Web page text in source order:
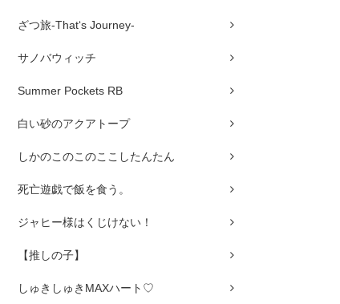
ざつ旅-That‘s Journey-
サノバウィッチ
Summer Pockets RB
白い砂のアクアトープ
しかのこのこのここしたんたん
死亡遊戯で飯を食う。
ジャヒー様はくじけない！
【推しの子】
しゅきしゅきMAXハート♡